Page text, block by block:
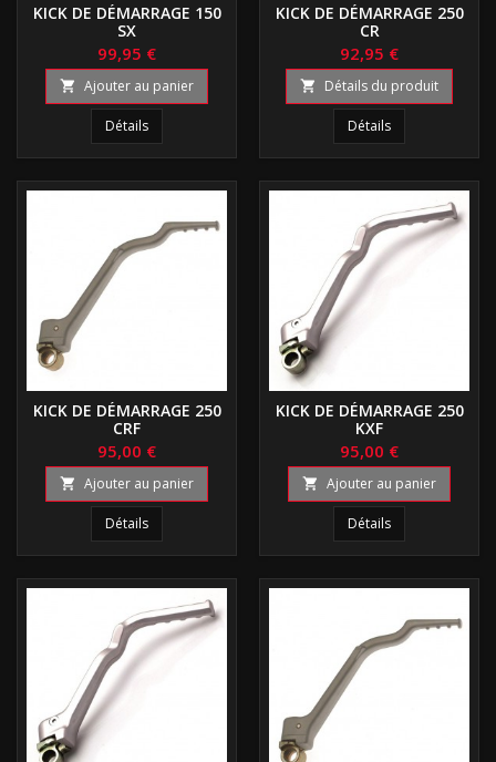
KICK DE DÉMARRAGE 150
SX
99,95 €
 Ajouter au panier
Détails
KICK DE DÉMARRAGE 250
CR
92,95 €
 Détails du produit
Détails
KICK DE DÉMARRAGE 250
CRF
95,00 €
 Ajouter au panier
Détails
KICK DE DÉMARRAGE 250
KXF
95,00 €
 Ajouter au panier
Détails